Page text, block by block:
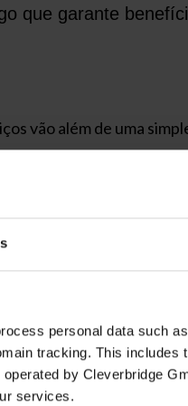
personal data such
tracking. This includes
by Cleverbridge
services.
que garante
vão além de uma
da compra. O que
isso a partir de 10 dicas
um produto ou
resolve o seu